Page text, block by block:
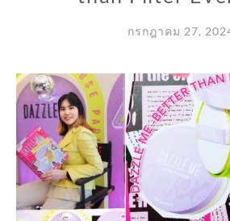
กรกฎาคม 27,